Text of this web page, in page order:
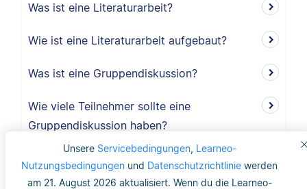
Unsere Servicebedingungen, Learneo-
Nutzungsbedingungen und Datenschutzrichtlinie werden
am 21. August 2026 aktualisiert. Wenn du die Learneo-
Was ist eine Literaturarbeit?
Wie ist eine Literaturarbeit aufgebaut?
Was ist eine Gruppendiskussion?
Wie viele Teilnehmer sollte eine
Gruppendiskussion haben?
Warum sollte ich eine Gruppendiskussion
durchführen?